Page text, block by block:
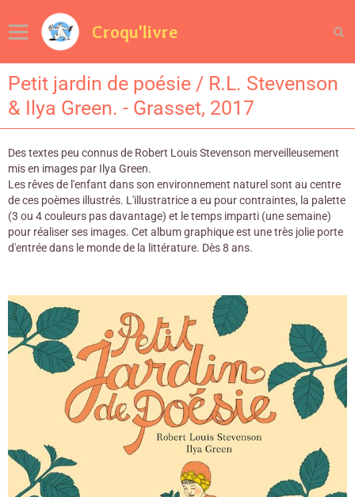
Croqu'livre
Petit jardin de poésie / R.L. Stevenson
& Ilya Green. - Grasset, 2017
Des textes peu connus de Robert Louis Stevenson merveilleusement
mis en images par Ilya Green.
Les rêves de l'enfant dans son environnement naturel sont au centre
de ces poèmes illustrés. L'illustratrice a eu pour contraintes, la palette
(3 ou 4 couleurs pas davantage) et le temps imparti (une semaine)
pour réaliser ses images. Cet album graphique est une très jolie porte
d'entrée dans le monde de la littérature. Dès 8 ans.